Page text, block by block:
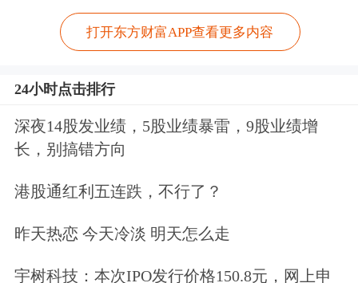
此外，宏观政策也是调节光伏行业健康
当前光伏行业高增长后，面临供过于求
的情况，通过宏观政策的调控，限制产
《光伏制造行业规范条件（2024年
本）》修订版于2024年11月15日发布，
对新建项目的准入门槛有所提高。新建
打开东方财富APP查看更多内容
24小时点击排行
深夜14股发业绩，5股业绩暴雷，9股业绩增
长，别搞错方向
港股通红利五连跌，不行了？
昨天热恋 今天冷淡 明天怎么走
宇树科技：本次IPO发行价格150.8元，网上申